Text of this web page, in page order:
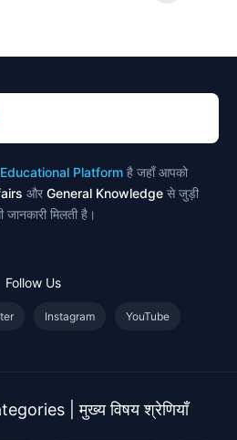
Educational Platformहै जहाँ आपको
और General Knowledgeसे जुड़ी
जानकारी मिलती है।
Follow Us
Instagram YouTube
| मुख्य विषय श्रेणियाँ